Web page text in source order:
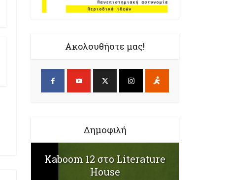
Ακολουθήστε μας!
Δημοφιλή
Kaboom 12 στο Literature
House